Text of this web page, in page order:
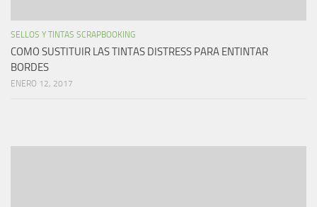
SELLOS Y TINTAS SCRAPBOOKING
COMO SUSTITUIR LAS TINTAS DISTRESS PARA ENTINTAR
BORDES
ENERO 12, 2017